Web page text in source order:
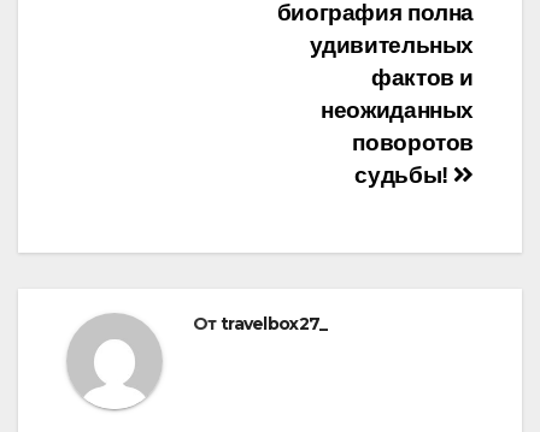
биография полна
удивительных
фактов и
неожиданных
поворотов
судьбы!
Отtravelbox27_